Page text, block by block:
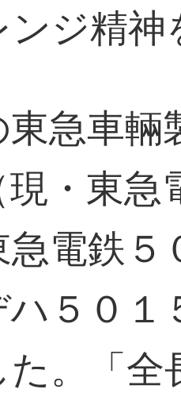
ジ精神
急車輛
・東急
電鉄
５０１
た。「